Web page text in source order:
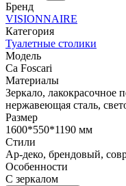
Бренд
VISIONNAIRE
Категория
Туалетные столики
Модель
Ca Foscari
Материалы
Зеркало, лакокрасочное
нержавеющая сталь,
Размер
1600*550*1190 мм
Стили
Ар-деко, брендовый,
Особенности
С зеркалом